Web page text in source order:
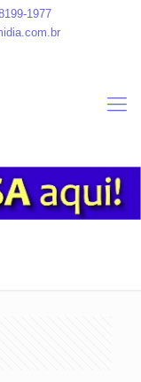
1977